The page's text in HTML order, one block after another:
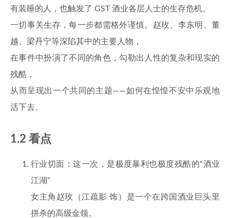
有装睡的人，也触发了 GST 酒业各层人士的生存危机。
一切事关生存，每一步都需格外谨慎。赵玫、李东明、董
越、梁丹宁等深陷其中的主要人物，
在事件中扮演了不同的角色，勾勒出人性的复杂和现实的
残酷，
从而呈现出一个共同的主题——如何在惶惶不安中乐观地
活下去。
1.2 看点
行业切面：这一次，是极度暴利也极度残酷的“酒业
江湖”
女主角赵玫（江疏影 饰）是一个在跨国酒业巨头里
拼杀的高级金领。